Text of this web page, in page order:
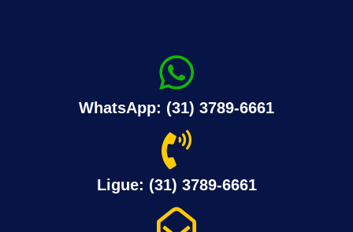
WhatsApp: (31) 3789-6661
Ligue: (31) 3789-6661